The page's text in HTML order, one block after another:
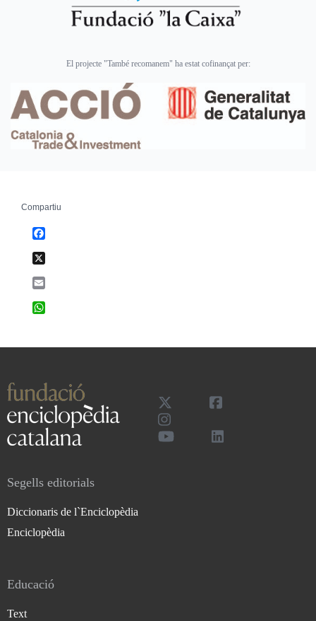
El projecte "També recomanem" ha estat cofinançat per:
Compartiu
Segells editorials
Diccionaris de l`Enciclopèdia
Enciclopèdia
Educació
Text